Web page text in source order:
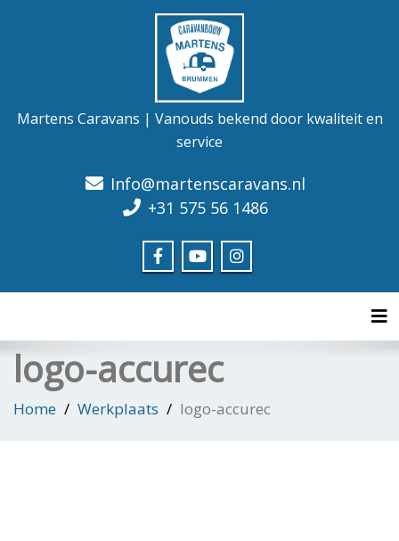
Martens Caravans | Vanouds bekend door kwaliteit en
service
Info@martenscaravans.nl
+31 575 56 1486
logo-accurec
Home Werkplaats logo-accurec